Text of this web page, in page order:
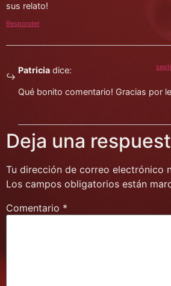
sus relato!
Responder
Patricia dice:
Qué bonito comentario! Gracias por
Deja una
Tu dirección de correo electrónico
Los campos obligatorios están
Comentario *